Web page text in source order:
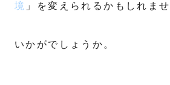
境 」を変えられるかもしれませ
いかがでしょうか。